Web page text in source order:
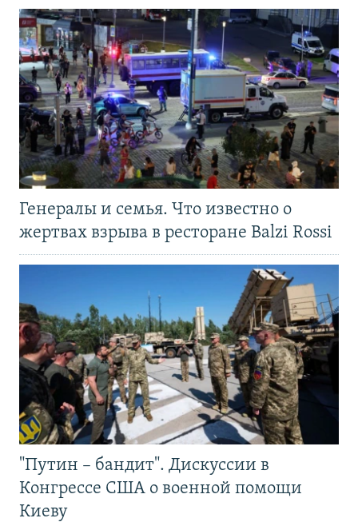
Генералы и семья. Что известно о
жертвах взрыва в ресторане Balzi Rossi
"Путин – бандит". Дискуссии в
Конгрессе США о военной помощи
Киеву